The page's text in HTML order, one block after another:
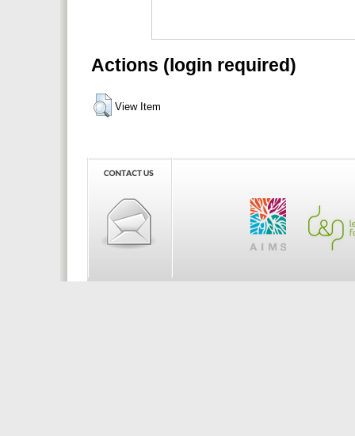
Actions (login required)
View Item